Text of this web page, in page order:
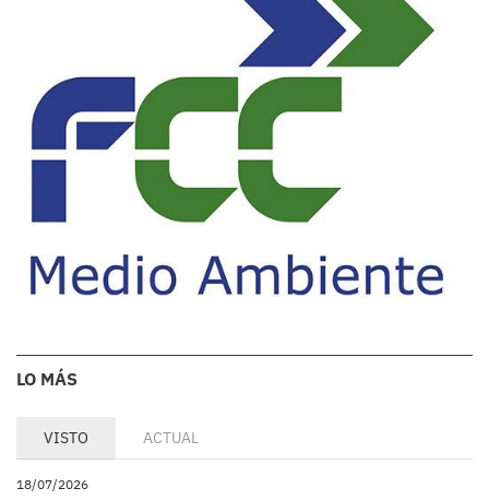
LO MÁS
VISTO ACTUAL
18/07/2026